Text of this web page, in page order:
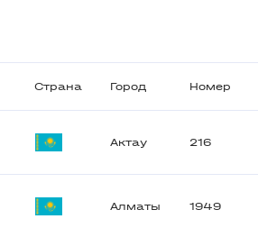
Страна Город Номер
Актау 216
Алматы 1949